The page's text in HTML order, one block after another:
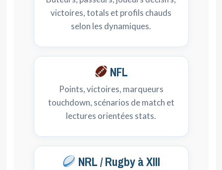
victoires, totals et profils chauds
selon les dynamiques.
NFL
Points, victoires, marqueurs
touchdown, scénarios de match et
lectures orientées stats.
NRL / Rugby à XIII